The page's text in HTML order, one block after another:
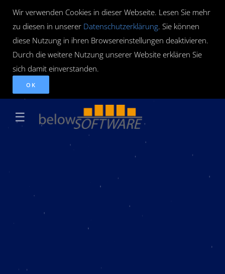
Wir verwenden Cookies in dieser Webseite. Lesen Sie mehr
zu diesen in unserer Datenschutzerklärung. Sie können
diese Nutzung in ihren Browsereinstellungen deaktivieren.
Durch die weitere Nutzung unserer Website erklären Sie
sich damit einverstanden.
OK
☰